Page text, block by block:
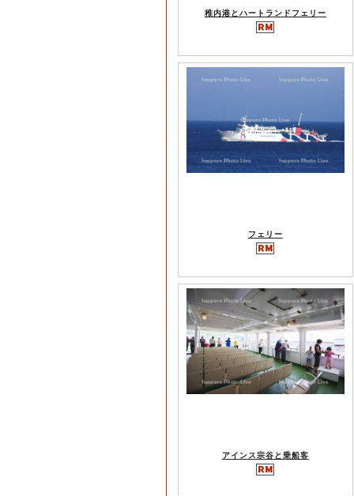
稚内港とハートランドフェリー
フェリー
アインス宗谷と乗船客